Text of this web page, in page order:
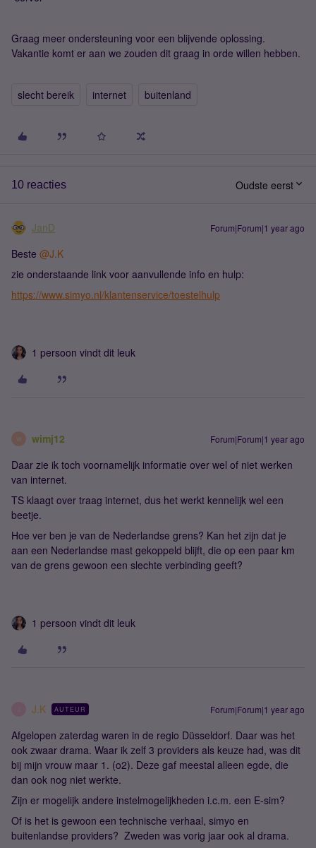
Graag meer ondersteuning voor een blijvende oplossing.
Vakantie komt er aan we zouden dit graag in orde willen hebben.
slecht bereik internet buitenland
10 reacties Oudste eerst
JanD Forum|Forum|1 year ago
Beste ​ @J.K
zie onderstaande link voor aanvullende info en hulp:
https://www.simyo.nl/klantenservice/toestelhulp
1 persoon vindt dit leuk
W wimj12 Forum|Forum|1 year ago
Daar zie ik toch voornamelijk informatie over wel of niet werken
van internet.
TS klaagt over traag internet, dus het werkt kennelijk wel een
beetje.
Hoe ver ben je van de Nederlandse grens? Kan het zijn dat je
aan een Nederlandse mast gekoppeld blijft, die op een paar km
van de grens gewoon een slechte verbinding geeft?
1 persoon vindt dit leuk
J.K AUTEUR Forum|Forum|1 year ago
Afgelopen zaterdag waren in de regio Düsseldorf. Daar was het
ook zwaar drama. Waar ik zelf 3 providers als keuze had, was dit
bij mijn vrouw maar 1. (o2). Deze gaf meestal alleen egde, die
dan ook nog niet werkte.
Zijn er mogelijk andere instelmogelijkheden i.c.m. een E-sim?
Of is het is gewoon een technische verhaal, simyo en
buitenlandse providers? Zweden was vorig jaar ook al drama.